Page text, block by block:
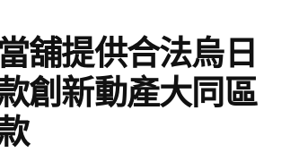
舖提供合法烏日
創新動產大同區